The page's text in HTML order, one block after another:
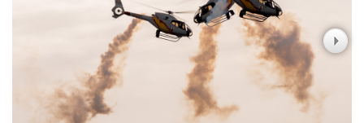
Casa Berta
Clima Castelar